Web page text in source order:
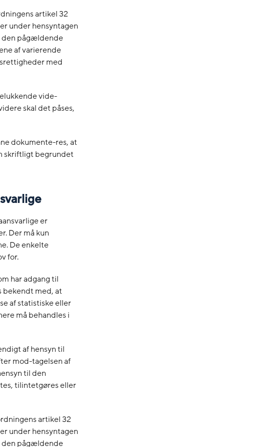
artikel 32
under hensyntagen
den pågældende
af varierende
med
vide-
skal det påses,
dokumente-res, at
skriftligt begrundet
er
Der må kun
De enkelte
for.
har adgang til
bekendt med, at
af statistiske eller
må behandles i
af hensyn til
mod-tagelsen af
til den
tilintetgøres eller
artikel 32
under hensyntagen
den pågældende